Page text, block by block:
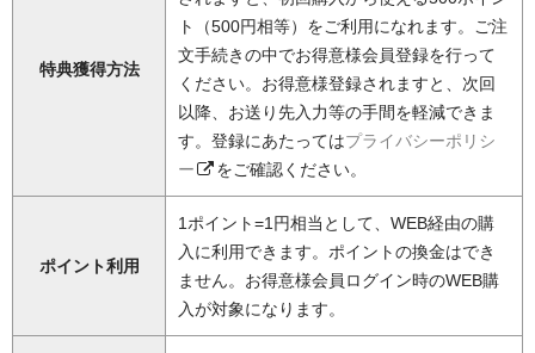
特典獲得方法
ト（500円相等）をご利用になれます。ご注
文手続きの中でお得意様会員登録を行って
ください。お得意様登録されますと、次回
以降、お送り先入力等の手間を軽減できま
す。登録にあたってはプライバシーポリシ
ー
をご確認ください。
ポイント利用
1ポイント=1円相当として、WEB経由の購
入に利用できます。ポイントの換金はでき
ません。お得意様会員ログイン時のWEB購
入が対象になります。